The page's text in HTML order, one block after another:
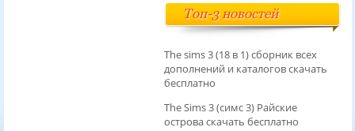
Топ-3 новостей
The sims 3 (18 в 1) сборник всех
дополнений и каталогов скачать
бесплатно
The Sims 3 (симс 3) Райские
острова скачать бесплатно